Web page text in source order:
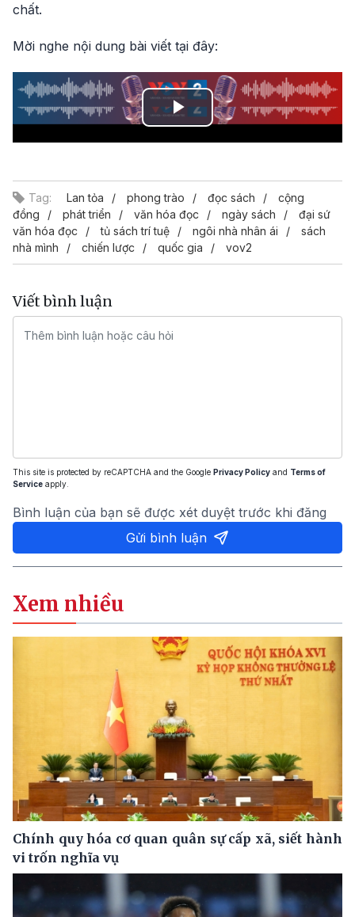
chất.
Mời nghe nội dung bài viết tại đây:
Play
Tag: Lan tỏa phong trào đọc sách
cộng
đồng
phát triển văn hóa đọc ngày sách
đại sứ
văn hóa đọc
tủ sách trí tuệ ngôi nhà nhân ái
sách
nhà mình
chiến lược quốc gia vov2
Viết bình luận
This site is protected by reCAPTCHA and the Google Privacy Policy and Terms of
Service apply.
Bình luận của bạn sẽ được xét duyệt trước khi đăng
Gửi bình luận
Xem nhiều
Chính quy hóa cơ quan quân sự cấp xã, siết hành
vi trốn nghĩa vụ